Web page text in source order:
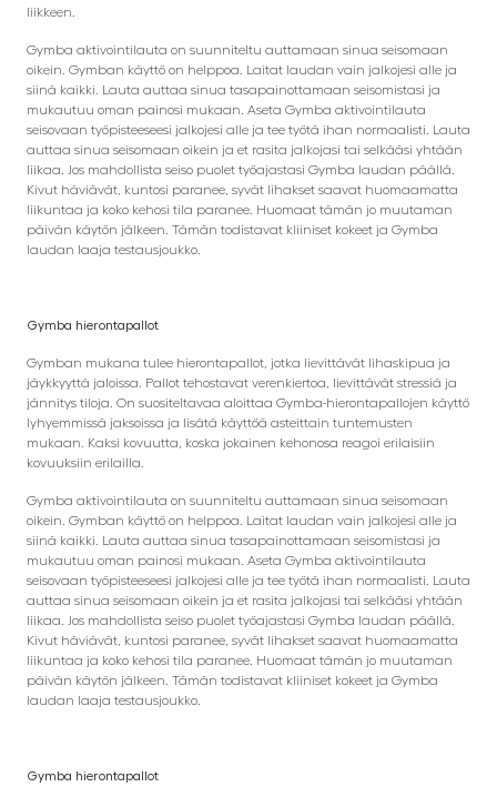
liikkeen.
Gymba aktivointilauta on suunniteltu auttamaan sinua seisomaan
oikein. Gymban käyttö on helppoa. Laitat laudan vain jalkojesi alle ja
siinä kaikki. Lauta auttaa sinua tasapainottamaan seisomistasi ja
mukautuu oman painosi mukaan. Aseta Gymba aktivointilauta
seisovaan työpisteeseesi jalkojesi alle ja tee työtä ihan normaalisti. Lauta
auttaa sinua seisomaan oikein ja et rasita jalkojasi tai selkääsi yhtään
liikaa. Jos mahdollista seiso puolet työajastasi Gymba laudan päällä.
Kivut häviävät, kuntosi paranee, syvät lihakset saavat huomaamatta
liikuntaa ja koko kehosi tila paranee. Huomaat tämän jo muutaman
päivän käytön jälkeen. Tämän todistavat kliiniset kokeet ja Gymba
laudan laaja testausjoukko.
Gymba hierontapallot
Gymban mukana tulee hierontapallot, jotka lievittävät lihaskipua ja
jäykkyyttä jaloissa. Pallot tehostavat verenkiertoa, lievittävät stressiä ja
jännitys tiloja. On suositeltavaa aloittaa Gymba-hierontapallojen käyttö
lyhyemmissä jaksoissa ja lisätä käyttöä asteittain tuntemusten
mukaan. Kaksi kovuutta, koska jokainen kehonosa reagoi erilaisiin
kovuuksiin erilailla.
Gymba aktivointilauta on suunniteltu auttamaan sinua seisomaan
oikein. Gymban käyttö on helppoa. Laitat laudan vain jalkojesi alle ja
siinä kaikki. Lauta auttaa sinua tasapainottamaan seisomistasi ja
mukautuu oman painosi mukaan. Aseta Gymba aktivointilauta
seisovaan työpisteeseesi jalkojesi alle ja tee työtä ihan normaalisti. Lauta
auttaa sinua seisomaan oikein ja et rasita jalkojasi tai selkääsi yhtään
liikaa. Jos mahdollista seiso puolet työajastasi Gymba laudan päällä.
Kivut häviävät, kuntosi paranee, syvät lihakset saavat huomaamatta
liikuntaa ja koko kehosi tila paranee. Huomaat tämän jo muutaman
päivän käytön jälkeen. Tämän todistavat kliiniset kokeet ja Gymba
laudan laaja testausjoukko.
Gymba hierontapallot